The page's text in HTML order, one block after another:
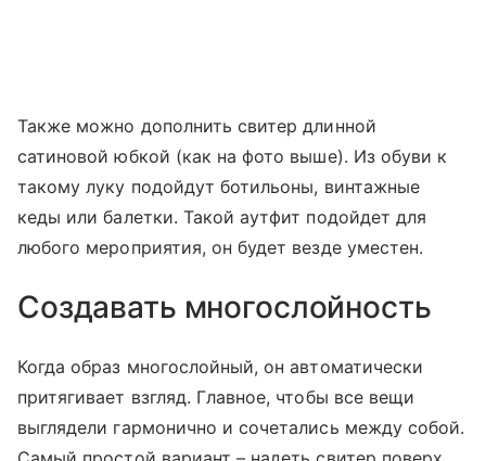
Также можно дополнить свитер длинной
сатиновой юбкой (как на фото выше). Из обуви к
такому луку подойдут ботильоны, винтажные
кеды или балетки. Такой аутфит подойдет для
любого мероприятия, он будет везде уместен.
Создавать многослойность
Когда образ многослойный, он автоматически
притягивает взгляд. Главное, чтобы все вещи
выглядели гармонично и сочетались между собой.